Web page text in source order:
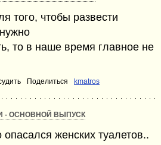
того, чтобы развести
то в наше время главное не
Поделиться kmatros
- ОСНОВНОЙ ВЫПУСК
опасался женских туалетов..